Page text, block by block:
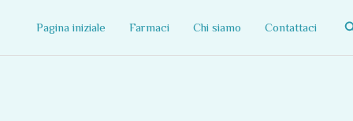
Pagina iniziale Farmaci Chi siamo Contattaci